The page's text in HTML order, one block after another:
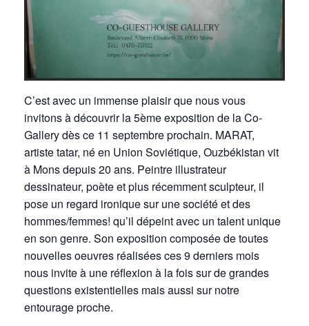
C’est avec un immense plaisir que nous vous
invitons à découvrir la 5ème exposition de la Co-
Gallery dès ce 11 septembre prochain. MARAT,
artiste tatar, né en Union Soviétique, Ouzbékistan vit
à Mons depuis 20 ans. Peintre illustrateur
dessinateur, poète et plus récemment sculpteur, il
pose un regard ironique sur une société et des
hommes/femmes! qu’il dépeint avec un talent unique
en son genre. Son exposition composée de toutes
nouvelles oeuvres réalisées ces 9 derniers mois
nous invite à une réflexion à la fois sur de grandes
questions existentielles mais aussi sur notre
entourage proche.